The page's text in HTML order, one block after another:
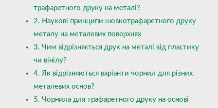
трафаретного друку на металі?
2. Наукові принципи шовкотрафаретного друку
металу на металевих поверхнях
3. Чим відрізняється друк на металі від пластику
чи вінілу?
4. Як відрізняються варіанти чорнил для різних
металевих основ?
5. Чорнила для трафаретного друку на основі